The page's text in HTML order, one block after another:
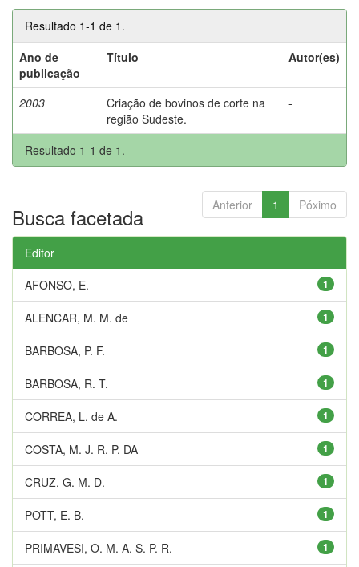
Resultado 1-1 de 1.
Ano de
publicação
Título Autor(es)
2003
Criação de bovinos de corte na
região Sudeste.
-
Resultado 1-1 de 1.
Anterior 1 Póximo
Busca facetada
Editor
1
AFONSO, E.
1
ALENCAR, M. M. de
1
BARBOSA, P. F.
1
BARBOSA, R. T.
1
CORREA, L. de A.
1
COSTA, M. J. R. P. DA
1
CRUZ, G. M. D.
1
POTT, E. B.
1
PRIMAVESI, O. M. A. S. P. R.